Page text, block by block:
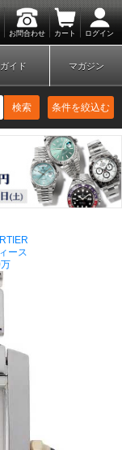
お問合わせ カート ログイン
ログイン
ガイド マガジン
検索 条件を絞込む
ース